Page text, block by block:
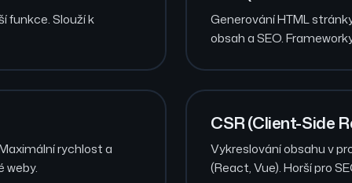
funkce. Slouží k
Generování HTML
obsah a SEO.
rychlost a
weby.
CSR (Client-Side
Vykreslování obsahu v
(React, Vue). Horší pro